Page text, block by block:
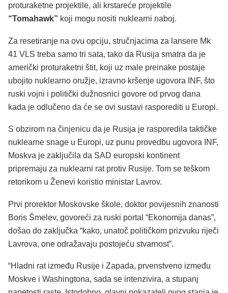
proturaketne projektile, ali krstareće projektile
“Tomahawk” koji mogu nositi nuklearni naboj.
Za resetiranje na ovu opciju, stručnjacima za lansere Mk
41 VLS treba samo tri sata, tako da Rusija smatra da je
američki proturaketni štit, koji uz male preinake postaje
ubojito nuklearno oružje, izravno kršenje ugovora INF, što
ruski vojni i politički dužnosnici govore od prvog dana
kada je odlučeno da će se ovi sustavi rasporediti u Europi.
S obzirom na činjenicu da je Rusija je rasporedila taktičke
nuklearne snage u Europi, uz punu provedbu ugovora INF,
Moskva je zaključila da SAD europski kontinent
pripremaju za nuklearni rat protiv Rusije. Tom se teškom
retorikom u Ženevi koristio ministar Lavrov.
Prvi prorektor Moskovske škole, doktor povijesnih znanosti
Boris Šmelev, govoreći za ruski portal “Ekonomija danas”,
došao do zaključka “kako, unatoč političkom prizvuku riječi
Lavrova, one odražavaju postojeću stvarnost”.
“Hladni rat između Rusije i Zapada, prvenstveno između
Moskve i Washingtona, sada se intenzivira, a stupanj